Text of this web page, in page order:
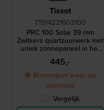
Tissot
T1514221603100
PRC 100 Solar 39 mm
Zwitsers quartzuurwerk met
uniek zonnepaneel in het
glas
445,-
● Binnenkort weer op
voorraad
Vergelijk